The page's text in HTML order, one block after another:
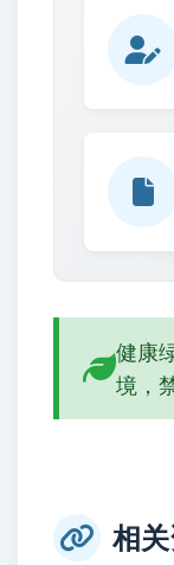
健康
境，
相